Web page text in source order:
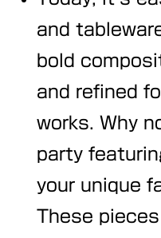
and
bold
and refined
works. Why
party
your unique
These